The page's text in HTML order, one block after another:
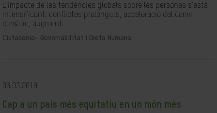
L'impacte de les tendències globals sobre les persones s'està
intensificant: conflictes prolongats, acceleració del canvi
climàtic, augment...
Ciutadania- Governabilitat i Drets Humans
06.03.2019
Cap a un país més equitatiu en un món més